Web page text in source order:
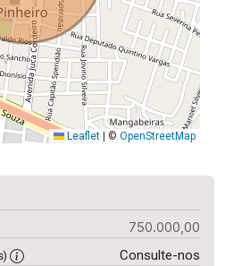
Leaflet © OpenStreetMap
750.000,00
Consulte-nos